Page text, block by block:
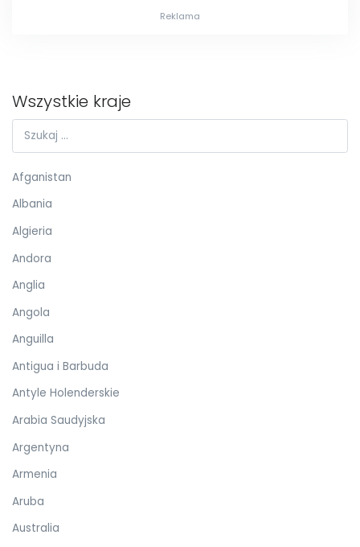
Reklama
Wszystkie kraje
Afganistan
Albania
Algieria
Andora
Anglia
Angola
Anguilla
Antigua i Barbuda
Antyle Holenderskie
Arabia Saudyjska
Argentyna
Armenia
Aruba
Australia